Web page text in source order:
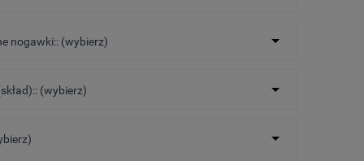
nogawki:: (wybierz)
(wybierz)